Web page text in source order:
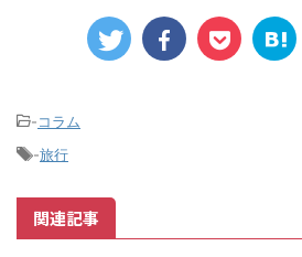
-コラム
-旅行
関連記事